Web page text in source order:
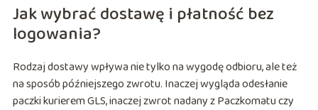
Jak wybrać dostawę i płatność bez
logowania?
Rodzaj dostawy wpływa nie tylko na wygodę odbioru, ale też
na sposób późniejszego zwrotu. Inaczej wygląda odesłanie
paczki kurierem GLS, inaczej zwrot nadany z Paczkomatu czy